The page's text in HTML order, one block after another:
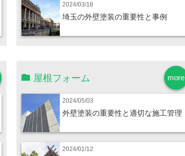
2024/03/18
埼玉の外壁塗装の重要性と事例
more
屋根フォーム
2024/05/03
外壁塗装の重要性と適切な施工管理
2024/01/12